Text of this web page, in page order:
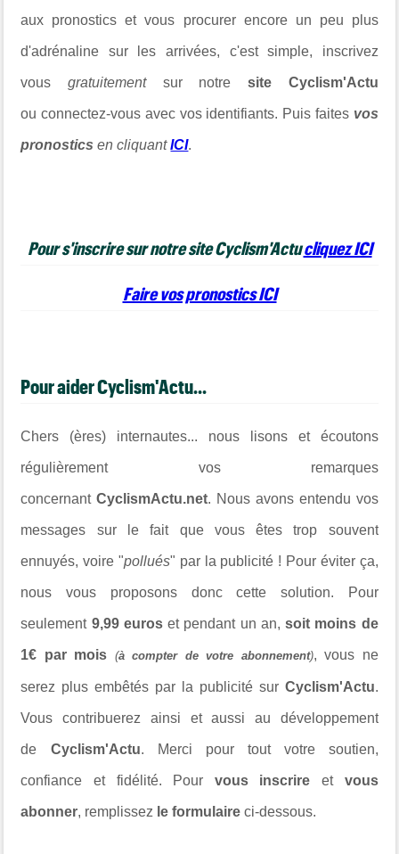
aux pronostics et vous procurer encore un peu plus
d'adrénaline sur les arrivées, c'est simple, inscrivez
vousgratuitementsur notre site Cyclism'Actu
ou connectez-vous avec vos identifiants. Puis faites vos
pronosticsen cliquant ICI.
Pour s'inscrire sur notre site Cyclism'Actucliquez ICI
Faire vos pronostics ICI
Pour aider Cyclism'Actu...
Chers (ères) internautes... nous lisons et écoutons
régulièrement vos remarques
concernantCyclismActu.net. Nous avons entendu vos
messages sur le fait que vous êtes trop souvent
ennuyés, voire "pollués" par la publicité ! Pour éviter ça,
nous vous proposons donc cette solution. Pour
seulement 9,99 euroset pendant un an,soit moins de
1€ par mois (à compter de votre abonnement), vous ne
serez plus embêtés par la publicité sur Cyclism'Actu.
Vous contribuerez ainsi et aussi au développement
de Cyclism'Actu. Merci pour tout votre soutien,
confiance et fidélité. Pour vous inscrire etvous
abonner, remplissez le formulaireci-dessous.